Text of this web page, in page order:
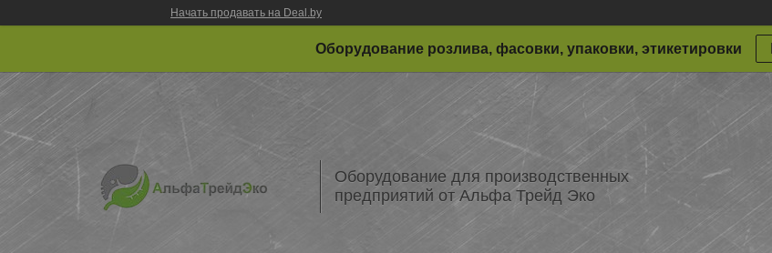
Начать продавать на Deal.by
Оборудование розлива, фасовки, упаковки, этикетировки
Оборудование для производственных
предприятий от Альфа Трейд Эко